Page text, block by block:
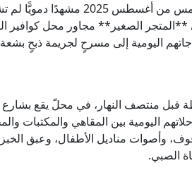
شهد حيّ المهندسين مساء الخامس
**المتجر الصغير** مجاور محل كوافير
اليومية إلى مسرحٍ لجريمة ذبحٍ
منتصف النهار، في محلّ يقع بشارع
اليومية بين المقاهي والمكتبات
وأصوات مناديل الأطفال، وعبق
الصبي.